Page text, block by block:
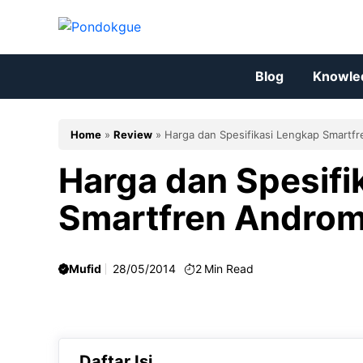
Blog
Home » Review » Harga dan Spesifikasi Lengkap
Harga dan
Smartfren
Mufid 28/05/2014 2 Min Read